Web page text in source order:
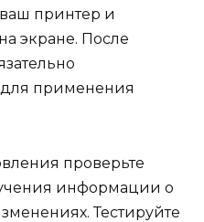
принтер и
экране. После
для применения
проверьте
информации о
Тестируйте